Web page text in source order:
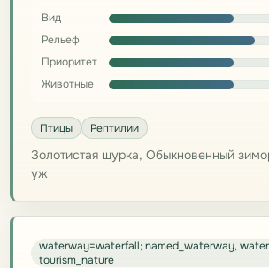
Вид
Рельеф
Приоритет
Животные
Птицы Рептилии
Золотистая щурка, Обыкновенный
уж
waterway=waterfall; named_waterway,
tourism_nature